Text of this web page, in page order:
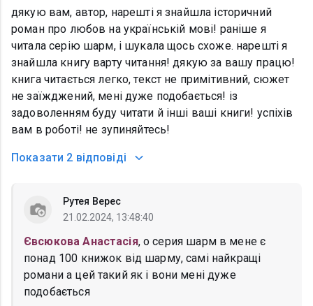
дякую вам, автор, нарешті я знайшла історичний
роман про любов на українській мові! раніше я
читала серію шарм, і шукала щось схоже. нарешті я
знайшла книгу варту читання! дякую за вашу працю!
книга читається легко, текст не примітивний, сюжет
не заїжджений, мені дуже подобається! із
задоволенням буду читати й інші ваші книги! успіхів
вам в роботі! не зупиняйтесь!
Показати 2 відповіді
Рутея Верес
21.02.2024, 13:48:40
Євсюкова Анастасія, о серия шарм в мене є
понад 100 книжок від шарму, самі найкращі
романи а цей такий як і вони мені дуже
подобається